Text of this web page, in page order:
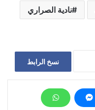
نادية الصراري
نسخ الرابط